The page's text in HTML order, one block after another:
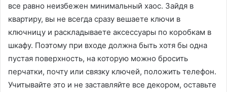
все равно неизбежен минимальный хаос. Зайдя в
квартиру, вы не всегда сразу вешаете ключи в
ключницу и раскладываете аксессуары по коробкам в
шкафу. Поэтому при входе должна быть хотя бы одна
пустая поверхность, на которую можно бросить
перчатки, почту или связку ключей, положить телефон.
Учитывайте это и не заставляйте все декором, оставьте